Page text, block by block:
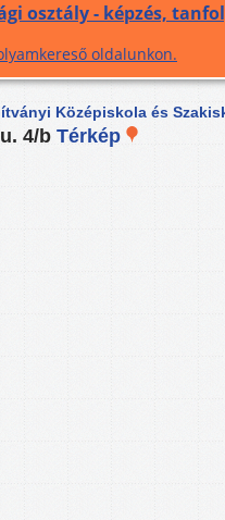
osztály - képzés,
oldalunkon.
Középiskola és
4/b Térkép